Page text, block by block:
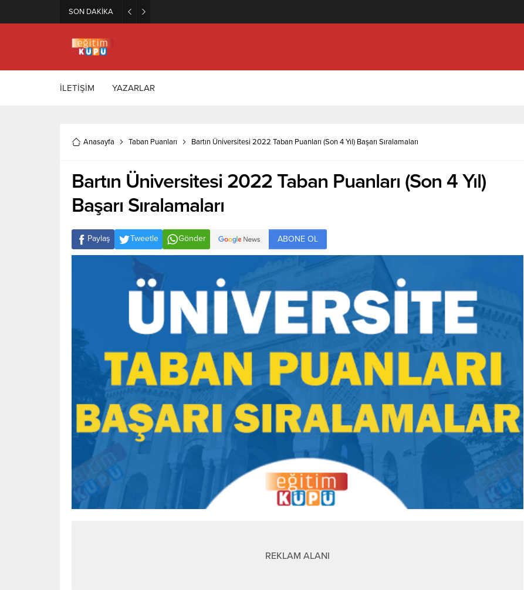
SON DAKİKA
İLETİŞİM YAZARLAR
Anasayfa Taban Puanları Bartın Üniversitesi 2022 Taban Puanları (Son 4 Yıl) Başarı Sıralamaları
Bartın Üniversitesi 2022 Taban Puanları (Son 4 Yıl)
Başarı Sıralamaları
Paylaş Tweetle Gönder ABONE OL
REKLAM ALANI